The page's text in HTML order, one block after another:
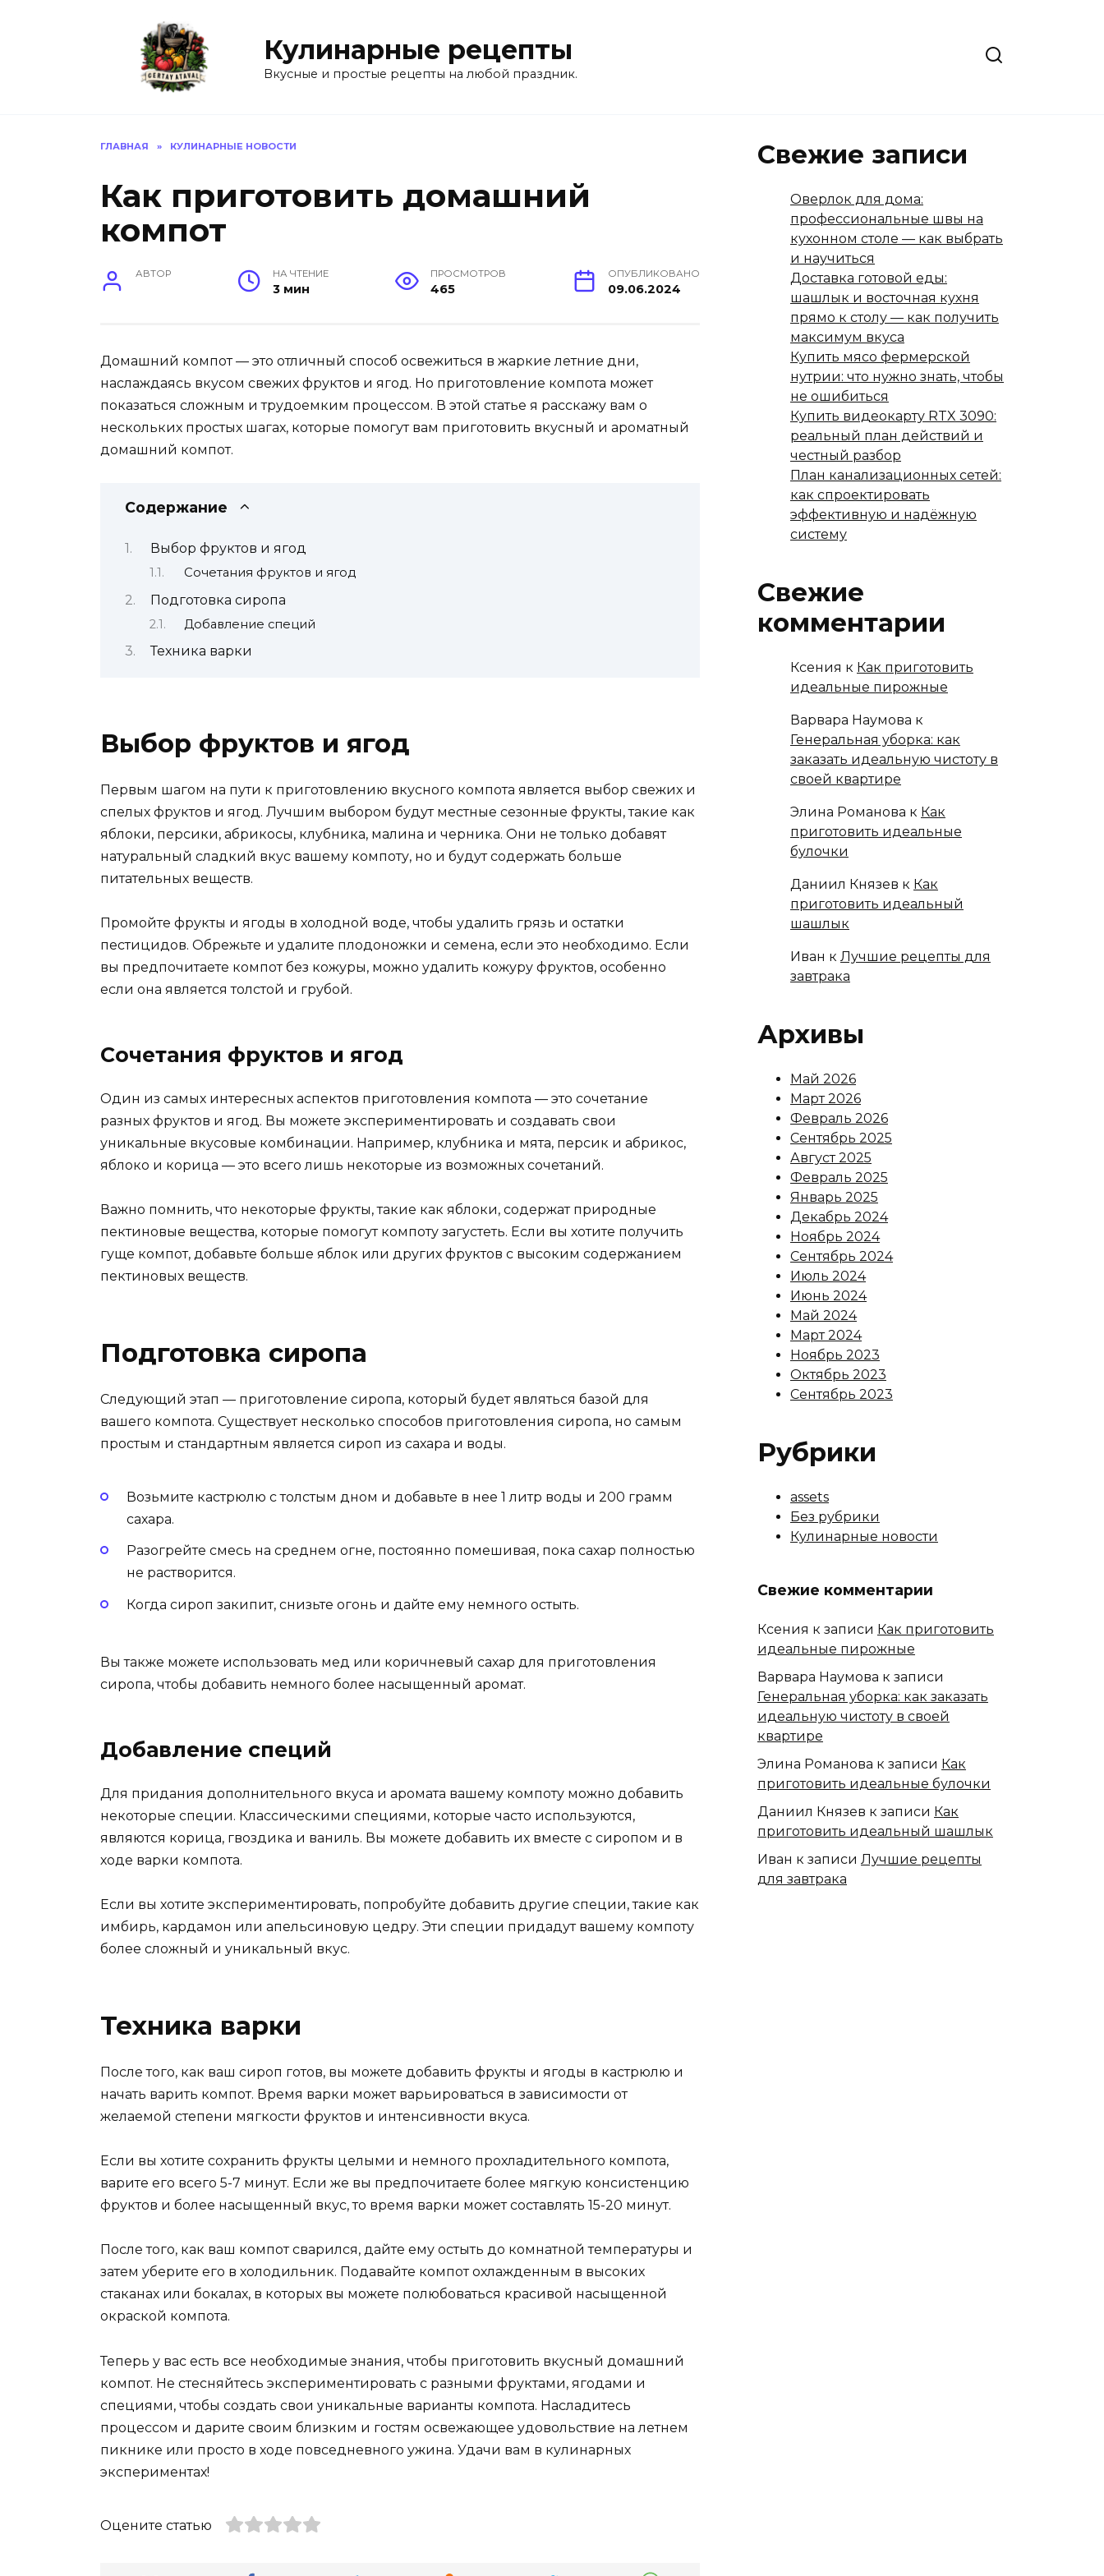
Кулинарные рецепты
Вкусные и простые рецепты на любой праздник.
ГЛАВНАЯ » КУЛИНАРНЫЕ НОВОСТИ
Как приготовить домашний
компот
АВТОР НА ЧТЕНИЕ
3 мин
ПРОСМОТРОВ
465
ОПУБЛИКОВАНО
09.06.2024
Домашний компот — это отличный способ освежиться в жаркие летние дни,
наслаждаясь вкусом свежих фруктов и ягод. Но приготовление компота может
показаться сложным и трудоемким процессом. В этой статье я расскажу вам о
нескольких простых шагах, которые помогут вам приготовить вкусный и ароматный
домашний компот.
Содержание
Выбор фруктов и ягод
Сочетания фруктов и ягод
Подготовка сиропа
Добавление специй
Техника варки
Выбор фруктов и ягод
Первым шагом на пути к приготовлению вкусного компота является выбор свежих и
спелых фруктов и ягод. Лучшим выбором будут местные сезонные фрукты, такие как
яблоки, персики, абрикосы, клубника, малина и черника. Они не только добавят
натуральный сладкий вкус вашему компоту, но и будут содержать больше
питательных веществ.
Промойте фрукты и ягоды в холодной воде, чтобы удалить грязь и остатки
пестицидов. Обрежьте и удалите плодоножки и семена, если это необходимо. Если
вы предпочитаете компот без кожуры, можно удалить кожуру фруктов, особенно
если она является толстой и грубой.
Сочетания фруктов и ягод
Один из самых интересных аспектов приготовления компота — это сочетание
разных фруктов и ягод. Вы можете экспериментировать и создавать свои
уникальные вкусовые комбинации. Например, клубника и мята, персик и абрикос,
яблоко и корица — это всего лишь некоторые из возможных сочетаний.
Важно помнить, что некоторые фрукты, такие как яблоки, содержат природные
пектиновые вещества, которые помогут компоту загустеть. Если вы хотите получить
гуще компот, добавьте больше яблок или других фруктов с высоким содержанием
пектиновых веществ.
Подготовка сиропа
Следующий этап — приготовление сиропа, который будет являться базой для
вашего компота. Существует несколько способов приготовления сиропа, но самым
простым и стандартным является сироп из сахара и воды.
Возьмите кастрюлю с толстым дном и добавьте в нее 1 литр воды и 200 грамм
сахара.
Разогрейте смесь на среднем огне, постоянно помешивая, пока сахар полностью
не растворится.
Когда сироп закипит, снизьте огонь и дайте ему немного остыть.
Вы также можете использовать мед или коричневый сахар для приготовления
сиропа, чтобы добавить немного более насыщенный аромат.
Добавление специй
Для придания дополнительного вкуса и аромата вашему компоту можно добавить
некоторые специи. Классическими специями, которые часто используются,
являются корица, гвоздика и ваниль. Вы можете добавить их вместе с сиропом и в
ходе варки компота.
Если вы хотите экспериментировать, попробуйте добавить другие специи, такие как
имбирь, кардамон или апельсиновую цедру. Эти специи придадут вашему компоту
более сложный и уникальный вкус.
Техника варки
После того, как ваш сироп готов, вы можете добавить фрукты и ягоды в кастрюлю и
начать варить компот. Время варки может варьироваться в зависимости от
желаемой степени мягкости фруктов и интенсивности вкуса.
Если вы хотите сохранить фрукты целыми и немного прохладительного компота,
варите его всего 5-7 минут. Если же вы предпочитаете более мягкую консистенцию
фруктов и более насыщенный вкус, то время варки может составлять 15-20 минут.
После того, как ваш компот сварился, дайте ему остыть до комнатной температуры и
затем уберите его в холодильник. Подавайте компот охлажденным в высоких
стаканах или бокалах, в которых вы можете полюбоваться красивой насыщенной
окраской компота.
Теперь у вас есть все необходимые знания, чтобы приготовить вкусный домашний
компот. Не стесняйтесь экспериментировать с разными фруктами, ягодами и
специями, чтобы создать свои уникальные варианты компота. Насладитесь
процессом и дарите своим близким и гостям освежающее удовольствие на летнем
пикнике или просто в ходе повседневного ужина. Удачи вам в кулинарных
экспериментах!
Оцените статью
Свежие записи
Оверлок для дома:
профессиональные швы на
кухонном столе — как выбрать
и научиться
Доставка готовой еды:
шашлык и восточная кухня
прямо к столу — как получить
максимум вкуса
Купить мясо фермерской
нутрии: что нужно знать, чтобы
не ошибиться
Купить видеокарту RTX 3090:
реальный план действий и
честный разбор
План канализационных сетей:
как спроектировать
эффективную и надёжную
систему
Свежие
комментарии
Ксения к Как приготовить
идеальные пирожные
Варвара Наумова к
Генеральная уборка: как
заказать идеальную чистоту в
своей квартире
Элина Романова к Как
приготовить идеальные
булочки
Даниил Князев к Как
приготовить идеальный
шашлык
Иван к Лучшие рецепты для
завтрака
Архивы
Май 2026
Март 2026
Февраль 2026
Сентябрь 2025
Август 2025
Февраль 2025
Январь 2025
Декабрь 2024
Ноябрь 2024
Сентябрь 2024
Июль 2024
Июнь 2024
Май 2024
Март 2024
Ноябрь 2023
Октябрь 2023
Сентябрь 2023
Рубрики
assets
Без рубрики
Кулинарные новости
Свежие комментарии
Ксения к записи Как приготовить
идеальные пирожные
Варвара Наумова к записи
Генеральная уборка: как заказать
идеальную чистоту в своей
квартире
Элина Романова к записи Как
приготовить идеальные булочки
Даниил Князев к записи Как
приготовить идеальный шашлык
Иван к записи Лучшие рецепты
для завтрака